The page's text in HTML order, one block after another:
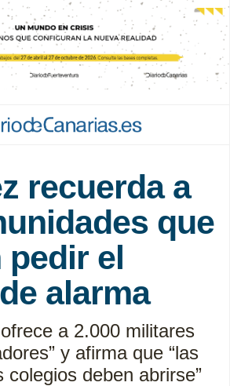
Jump to navigation
recuerda a
que
pedir el
alarma
a 2.000 militares
y afirma que “las
colegios deben abrirse”